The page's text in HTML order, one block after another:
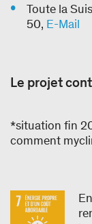
Toute la
50, E-Mail
Le projet
*situation fin
comment